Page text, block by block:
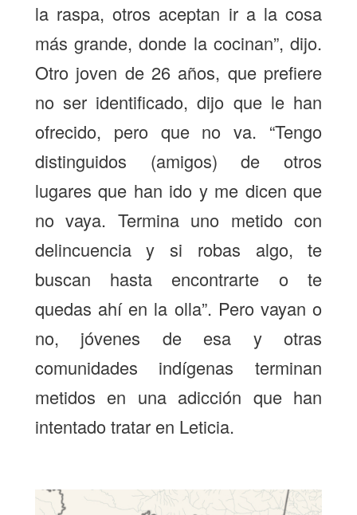
la raspa, otros aceptan ir a la cosa
más grande, donde la cocinan”, dijo.
Otro joven de 26 años, que prefiere
no ser identificado, dijo que le han
ofrecido, pero que no va. “Tengo
distinguidos (amigos) de otros
lugares que han ido y me dicen que
no vaya. Termina uno metido con
delincuencia y si robas algo, te
buscan hasta encontrarte o te
quedas ahí en la olla”. Pero vayan o
no, jóvenes de esa y otras
comunidades indígenas terminan
metidos en una adicción que han
intentado tratar en Leticia.